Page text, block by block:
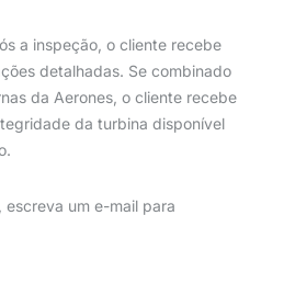
a inspeção, o cliente recebe
detalhadas. Se combinado
da Aerones, o cliente recebe
da turbina disponível
escreva um e-mail para